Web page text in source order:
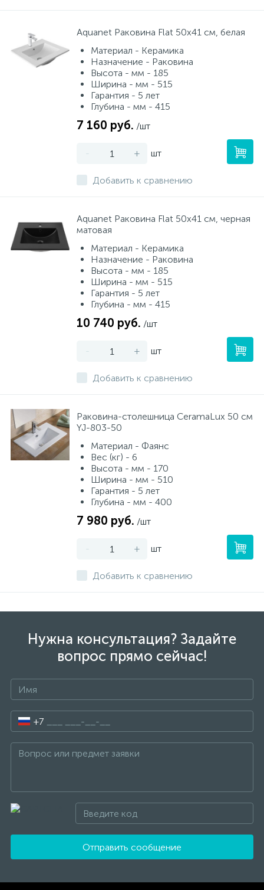
Aquanet Раковина Flat 50х41 см, белая
Материал - Керамика
Назначение - Раковина
Высота - мм - 185
Ширина - мм - 515
Гарантия - 5 лет
Глубина - мм - 415
7 160 руб. /шт
- + шт
Добавить к сравнению
Aquanet Раковина Flat 50х41 см, черная
матовая
Материал - Керамика
Назначение - Раковина
Высота - мм - 185
Ширина - мм - 515
Гарантия - 5 лет
Глубина - мм - 415
10 740 руб. /шт
- + шт
Добавить к сравнению
Раковина-столешница CeramaLux 50 см
YJ-803-50
Материал - Фаянс
Вес (кг) - 6
Высота - мм - 170
Ширина - мм - 510
Гарантия - 5 лет
Глубина - мм - 400
7 980 руб. /шт
- + шт
Добавить к сравнению
Нужна консультация? Задайте
вопрос прямо сейчас!
+7
Отправить сообщение